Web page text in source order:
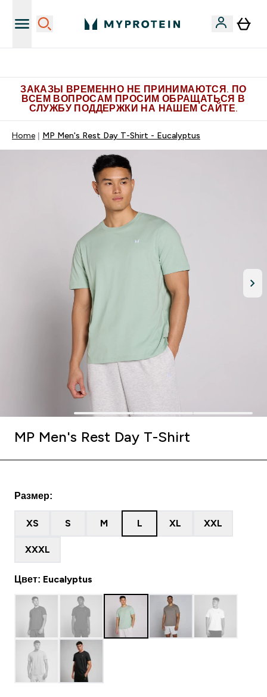
ЗАКАЗЫ ВРЕМЕННО НЕ ПРИНИМАЮТСЯ. ПО
ВСЕМ ВОПРОСАМ ПРОСИМ ОБРАЩАТЬСЯ В
СЛУЖБУ ПОДДЕРЖКИ НА НАШЕМ САЙТЕ.
Home MP Men's Rest Day T-Shirt - Eucalyptus
MP Men's Rest Day T-Shirt
Размер:
XS S M L XL XXL
XXXL
Цвет: Eucalyptus